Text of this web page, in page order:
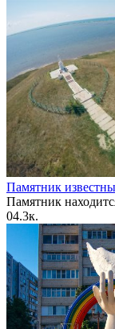
Памятник
Памятник
04.3к.